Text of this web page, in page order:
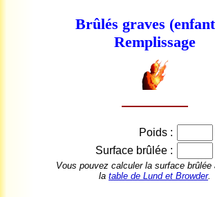
Brûlés graves
Remplissage
Poids :
Surface brûlée :
Vous pouvez calculer la surface brûlée
la table de Lund et Browder.